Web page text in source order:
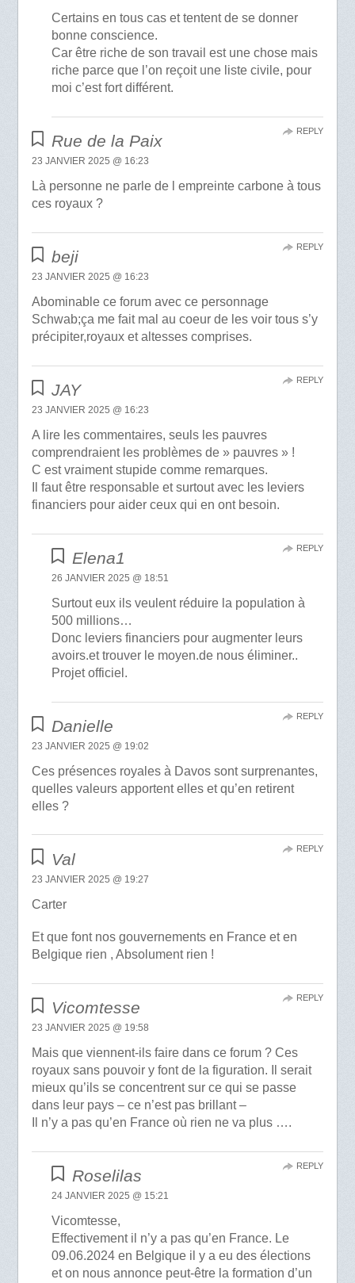
Certains en tous cas et tentent de se donner
bonne conscience.
Car être riche de son travail est une chose mais
riche parce que l’on reçoit une liste civile, pour
moi c’est fort différent.
Rue de la Paix
23 JANVIER 2025 @ 16:23
Là personne ne parle de l empreinte carbone à tous
ces royaux ?
REPLY
beji
23 JANVIER 2025 @ 16:23
Abominable ce forum avec ce personnage
Schwab;ça me fait mal au coeur de les voir tous s’y
précipiter,royaux et altesses comprises.
REPLY
JAY
23 JANVIER 2025 @ 16:23
A lire les commentaires, seuls les pauvres
comprendraient les problèmes de » pauvres » !
C est vraiment stupide comme remarques.
Il faut être responsable et surtout avec les leviers
financiers pour aider ceux qui en ont besoin.
REPLY
Elena1
26 JANVIER 2025 @ 18:51
Surtout eux ils veulent réduire la population à
500 millions…
Donc leviers financiers pour augmenter leurs
avoirs.et trouver le moyen.de nous éliminer..
Projet officiel.
REPLY
Danielle
23 JANVIER 2025 @ 19:02
Ces présences royales à Davos sont surprenantes,
quelles valeurs apportent elles et qu’en retirent
elles ?
REPLY
Val
23 JANVIER 2025 @ 19:27
Carter
Et que font nos gouvernements en France et en
Belgique rien , Absolument rien !
REPLY
Vicomtesse
23 JANVIER 2025 @ 19:58
Mais que viennent-ils faire dans ce forum ? Ces
royaux sans pouvoir y font de la figuration. Il serait
mieux qu’ils se concentrent sur ce qui se passe
dans leur pays – ce n’est pas brillant –
Il n’y a pas qu’en France où rien ne va plus ….
REPLY
Roselilas
24 JANVIER 2025 @ 15:21
Vicomtesse,
Effectivement il n’y a pas qu’en France. Le
09.06.2024 en Belgique il y a eu des élections
et on nous annonce peut-être la formation d’un
REPLY